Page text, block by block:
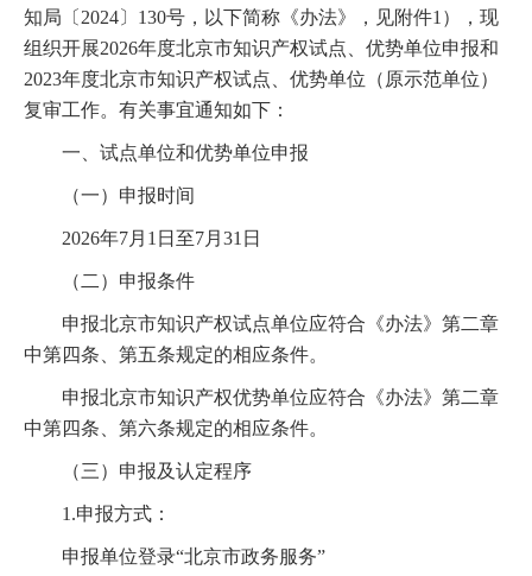
知局〔2024〕130号，以下简称《办法》，见附件1），现
组织开展2026年度北京市知识产权试点、优势单位申报和
2023年度北京市知识产权试点、优势单位（原示范单位）
复审工作。有关事宜通知如下：
一、试点单位和优势单位申报
（一）申报时间
2026年7月1日至7月31日
（二）申报条件
申报北京市知识产权试点单位应符合《办法》第二章
中第四条、第五条规定的相应条件。
申报北京市知识产权优势单位应符合《办法》第二章
中第四条、第六条规定的相应条件。
（三）申报及认定程序
1.申报方式：
申报单位登录“北京市政务服务”